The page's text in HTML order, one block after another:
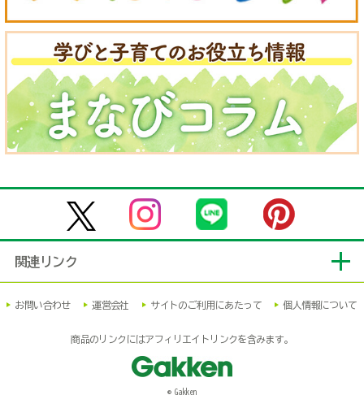
関連リンク
お問い合わせ 運営会社 サイトのご利用にあたって 個人情報について
商品のリンクにはアフィリエイトリンクを含みます。
© Gakken